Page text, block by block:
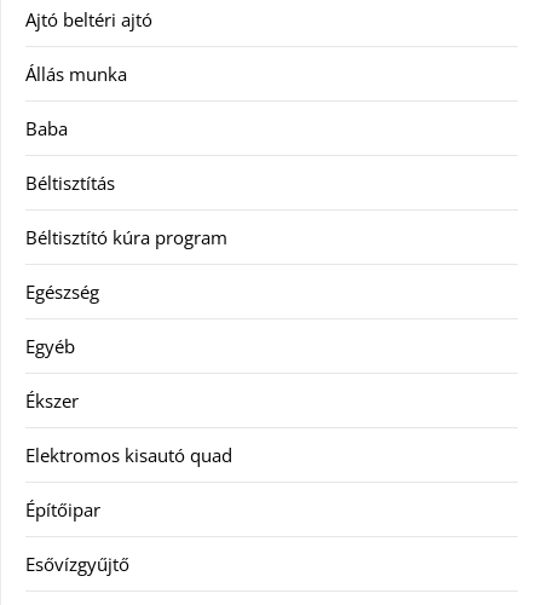
Ajtó beltéri ajtó
Állás munka
Baba
Béltisztítás
Béltisztító kúra program
Egészség
Egyéb
Ékszer
Elektromos kisautó quad
Építőipar
Esővízgyűjtő